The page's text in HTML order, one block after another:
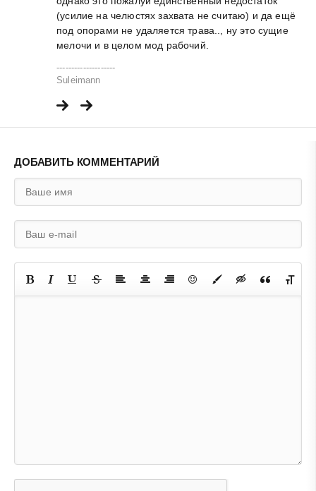
(усилие на челюстях захвата не считаю) и да ещё
под опорами не удаляется трава.., ну это сущие
мелочи и в целом мод рабочий.
--------------------
Suleimann
ДОБАВИТЬ КОММЕНТАРИЙ